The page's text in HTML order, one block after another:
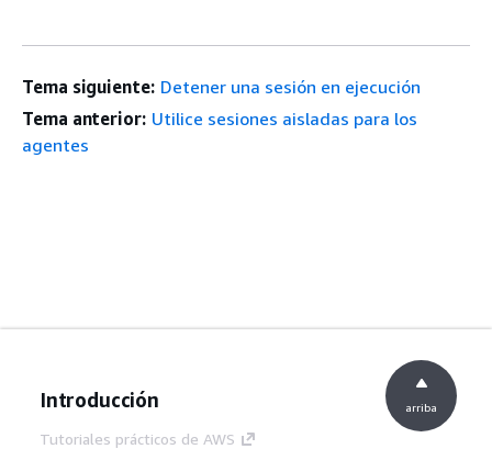
Tema siguiente: Detener una sesión en ejecución
Tema anterior: Utilice sesiones aisladas para los
agentes
Introducción
Tutoriales prácticos de AWS
arriba